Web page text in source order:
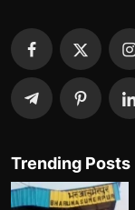
Trending Posts